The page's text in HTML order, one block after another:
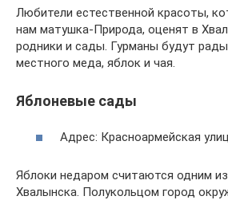
Любители естественной красоты,
нам матушка-Природа, оценят в
родники и сады. Гурманы будут
местного меда, яблок и чая.
Яблоневые сады
Адрес: Красноармейская
Яблоки недаром считаются одним
Хвалынска. Полукольцом город